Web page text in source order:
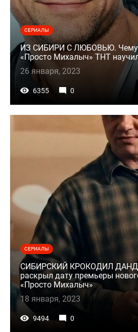
СЕРИАЛЫ
ИЗ СИБИРИ С ЛЮБОВЬЮ. Чему
«Просто Михалыч» ТНТ
26 января, 2023
6355 0
СЕРИАЛЫ
СИБИРСКИЙ КРОКОДИЛ
раскрыл дату премьеры
«Просто Михалыч»
18 января, 2023
9494 0